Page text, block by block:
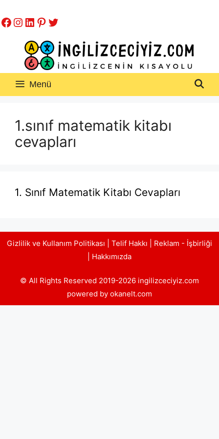
atla
Facebook
Instagram
LinkedIn
Pinterest
Twitter
Menü
1.sınıf matematik kitabı
cevapları
1. Sınıf Matematik Kitabı Cevapları
Gizlilik ve Kullanım Politikası Telif Hakkı
Reklam - İşbirliği
Hakkımızda
© All Rights Reserved 2019-2026 ingilizceciyiz.com
powered by okanelt.com